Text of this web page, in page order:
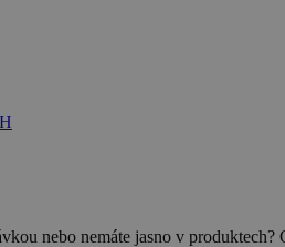
nebo nemáte jasno v produktech?